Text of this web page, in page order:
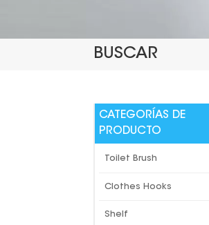
BUSCAR
CATEGORÍAS DE
PRODUCTO
Toilet Brush
Clothes Hooks
Shelf